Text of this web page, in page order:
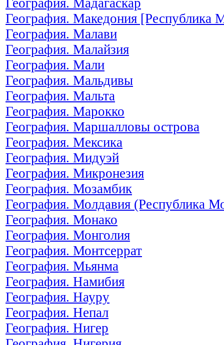
География. Македония [Республика
География. Малави
География. Малайзия
География. Мали
География. Мальдивы
География. Мальта
География. Марокко
География. Маршалловы острова
География. Мексика
География. Мидуэй
География. Микронезия
География. Мозамбик
География. Молдавия (Республика
География. Монако
География. Монголия
География. Монтсеррат
География. Мьянма
География. Намибия
География. Науру
География. Непал
География. Нигер